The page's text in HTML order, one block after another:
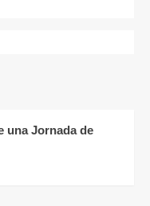
una Jornada de